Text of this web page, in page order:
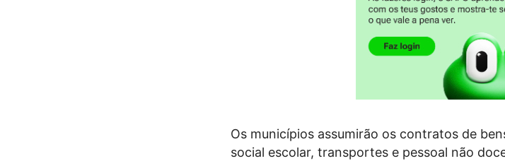
Os municípios assumirão os contratos de
social escolar, transportes e pessoal não